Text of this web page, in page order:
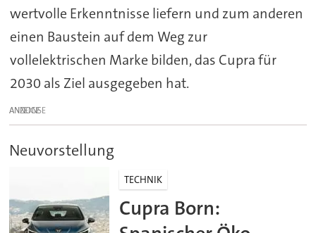
wertvolle Erkenntnisse liefern und zum anderen
einen Baustein auf dem Weg zur
vollelektrischen Marke bilden, das Cupra für
2030 als Ziel ausgegeben hat.
ANZEIGE
Neuvorstellung
TECHNIK
Cupra Born: